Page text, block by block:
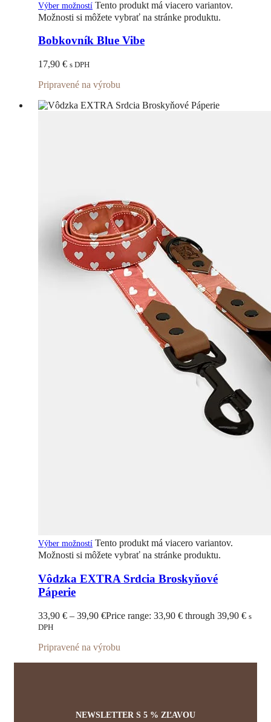
Výber možností Tento produkt má viacero variantov.
Možnosti si môžete vybrať na stránke produktu.
Bobkovník Blue Vibe
17,90 € s DPH
Pripravené na výrobu
Výber možností Tento produkt má viacero variantov.
Možnosti si môžete vybrať na stránke produktu.
Vôdzka EXTRA Srdcia Broskyňové
Páperie
33,90 € – 39,90 €Price range: 33,90 € through 39,90 € s
DPH
Pripravené na výrobu
NEWSLETTER S 5 % ZĽAVOU